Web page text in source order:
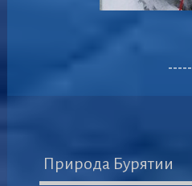
-----
Природа Бурятии